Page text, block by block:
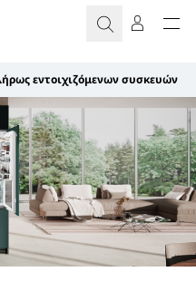
εντοιχιζόμενων συσκευών